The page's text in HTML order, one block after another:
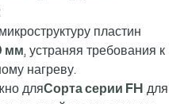
:
пластин
мм, устраняя требования к
нагреву.
дляСорта серии FH для